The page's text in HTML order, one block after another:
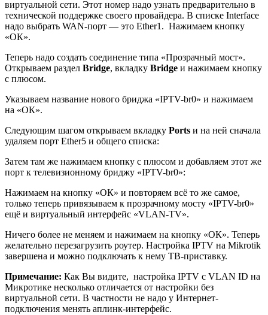
виртуальной сети. Этот номер надо узнать предварительно в
технической поддержке своего провайдера. В списке Interface
надо выбрать WAN-порт — это Ether1. Нажимаем кнопку
«ОК».
Теперь надо создать соединение типа «Прозрачный мост».
Открываем раздел Bridge, вкладку Bridge и нажимаем кнопку
с плюсом.
Указываем название нового бриджа «IPTV-br0» и нажимаем
на «ОК».
Следующим шагом открываем вкладку Ports и на ней сначала
удаляем порт Ether5 и общего списка:
Затем там же нажимаем кнопку с плюсом и добавляем этот же
порт к телевизионному бриджу «IPTV-br0»:
Нажимаем на кнопку «ОК» и повторяем всё то же самое,
только теперь привязываем к прозрачному мосту «IPTV-br0»
ещё и виртуальный интерфейс «VLAN-TV».
Ничего более не меняем и нажимаем на кнопку «ОК». Теперь
желательно перезагрузить роутер. Настройка IPTV на Mikrotik
завершена и можно подключать к нему ТВ-приставку.
Примечание: Как Вы видите, настройка IPTV с VLAN ID на
Микротике несколько отличается от настройки без
виртуальной сети. В частности не надо у Интернет-
подключения менять аплинк-интерфейс.